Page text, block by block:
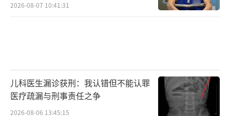
2026-08-07 10:41:31
儿科医生漏诊获刑：我认错但不能认罪
医疗疏漏与刑事责任之争
2026-08-06 13:45:15